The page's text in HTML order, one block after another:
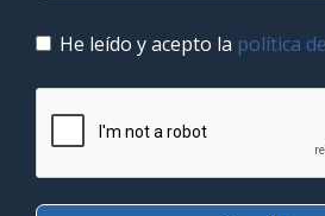
He leído y acepto la política